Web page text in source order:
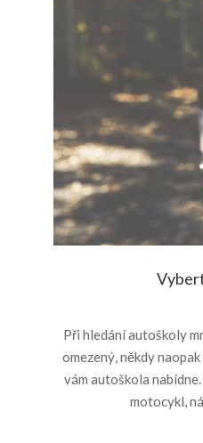
27
Při hledání autoškoly
omezený, někdy
vám autoškola
motocykl,